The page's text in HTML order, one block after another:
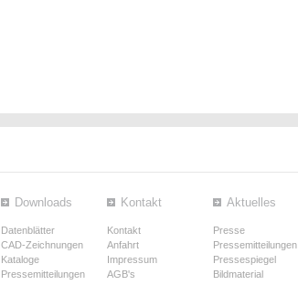
Downloads
Datenblätter
CAD-Zeichnungen
Kataloge
Pressemitteilungen
Kontakt
Kontakt
Anfahrt
Impressum
AGB's
Aktuelles
Presse
Pressemitteilungen
Pressespiegel
Bildmaterial